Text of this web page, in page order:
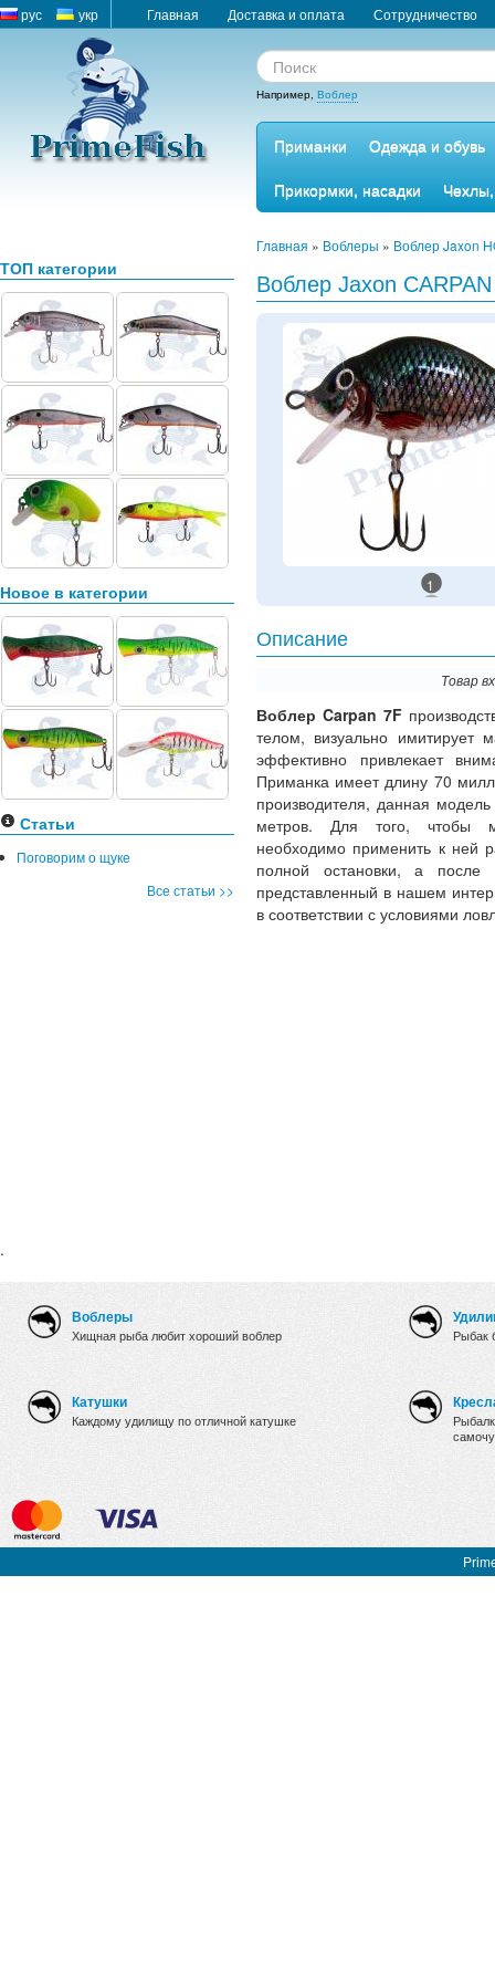
рус укр Главная Доставка и оплата Сотрудничество
Например, Воблер
Приманки
Одежда и обувь
Прикормки, насадки
ТОП категории
Новое в категории
Статьи
Поговорим о щуке
Все статьи >>
.
Главная » Воблеры » Воблер Jaxon
Воблер Jaxon
1
Описание
Товар
Воблер Carpan 7F
телом, визуально
эффективно привлекает
Приманка имеет длину 70
производителя, данная
метров. Для того, чтобы
необходимо применить к ней
полной остановки, а после
представленный в нашем
в соответствии с условиями
Воблеры
Хищная рыба любит хороший воблер
Катушки
Каждому удилищу по отличной катушке
Рыбак